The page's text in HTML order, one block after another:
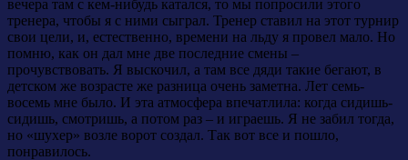
вечера там с кем-нибудь катался, то мы попросили этого
тренера, чтобы я с ними сыграл. Тренер ставил на этот турнир
свои цели, и, естественно, времени на льду я провел мало. Но
помню, как он дал мне две последние смены –
прочувствовать. Я выскочил, а там все дяди такие бегают, в
детском же возрасте же разница очень заметна. Лет семь-
восемь мне было. И эта атмосфера впечатлила: когда сидишь-
сидишь, смотришь, а потом раз – и играешь. Я не забил тогда,
но «шухер» возле ворот создал. Так вот все и пошло,
понравилось.